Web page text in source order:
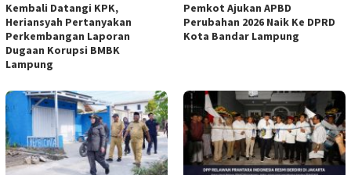
Kembali Datangi KPK,
Heriansyah Pertanyakan
Perkembangan Laporan
Dugaan Korupsi BMBK
Lampung
Pemkot Ajukan APBD
Perubahan 2026 Naik Ke DPRD
Kota Bandar Lampung